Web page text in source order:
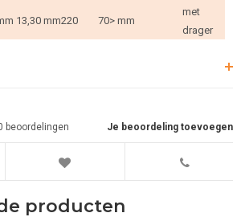
13,30 mm220 70> mm
met
drager
Je beoordeling toevoegen
beoordelingen
producten